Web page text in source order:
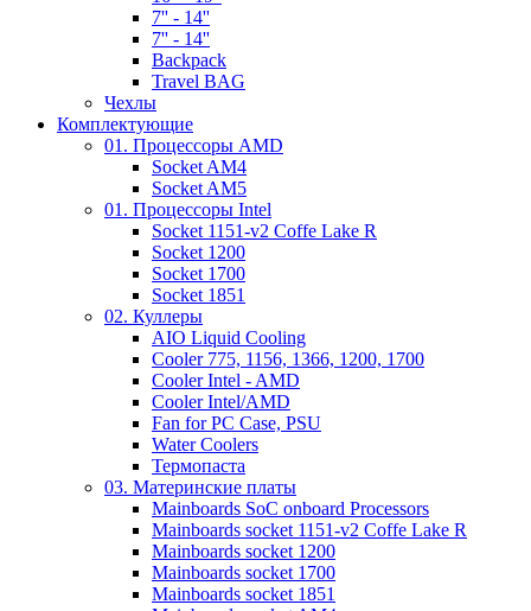
7'' - 14''
7'' - 14''
Backpack
Travel BAG
Чехлы
Комплектующие
01. Процессоры AMD
Socket AM4
Socket AM5
01. Процессоры Intel
Socket 1151-v2 Coffe Lake R
Socket 1200
Socket 1700
Socket 1851
02. Куллеры
AIO Liquid Cooling
Cooler 775, 1156, 1366, 1200, 1700
Cooler Intel - AMD
Cooler Intel/AMD
Fan for PC Case, PSU
Water Coolers
Термопаста
03. Материнские платы
Mainboards SoC onboard Processors
Mainboards socket 1151-v2 Coffe Lake R
Mainboards socket 1200
Mainboards socket 1700
Mainboards socket 1851